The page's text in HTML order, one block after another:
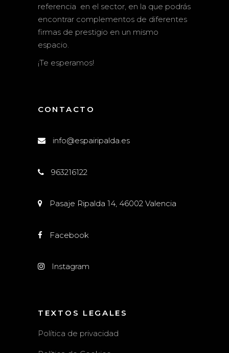
referencia en el sector, en la que podrás
encontrar complementos de diferentes
firmas de prestigio en un mismo
espacio.
¡Te esperamos!
CONTACTO
info@espairipalda.es
963216122
Pasaje Ripalda 14, 46002 Valencia
Facebook
Instagram
TEXTOS LEGALES
Política de privacidad